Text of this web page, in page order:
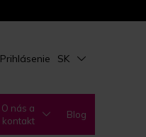
Prihlásenie SK
O nás a
kontakt
Blog